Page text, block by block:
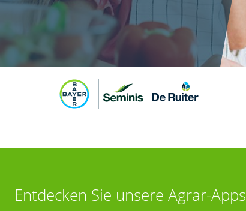
Entdecken Sie unsere Agrar-Apps